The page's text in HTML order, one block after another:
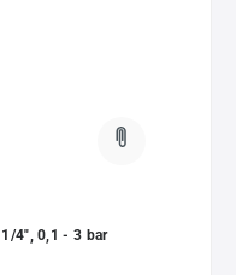
4", 0,1 - 3 bar